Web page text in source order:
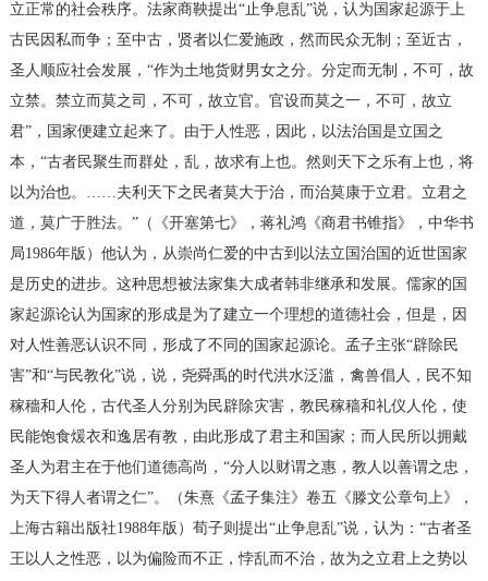
立正常的社会秩序。法家商鞅提出“止争息乱”说，认为国家起源于上
古民因私而争；至中古，贤者以仁爱施政，然而民众无制；至近古，
圣人顺应社会发展，“作为土地货财男女之分。分定而无制，不可，故
立禁。禁立而莫之司，不可，故立官。官设而莫之一，不可，故立
君”，国家便建立起来了。由于人性恶，因此，以法治国是立国之
本，“古者民聚生而群处，乱，故求有上也。然则天下之乐有上也，将
以为治也。……夫利天下之民者莫大于治，而治莫康于立君。立君之
道，莫广于胜法。”（《开塞第七》，蒋礼鸿《商君书锥指》，中华书
局1986年版）他认为，从崇尚仁爱的中古到以法立国治国的近世国家
是历史的进步。这种思想被法家集大成者韩非继承和发展。儒家的国
家起源论认为国家的形成是为了建立一个理想的道德社会，但是，因
对人性善恶认识不同，形成了不同的国家起源论。孟子主张“辟除民
害”和“与民教化”说，说，尧舜禹的时代洪水泛滥，禽兽倡人，民不知
稼穡和人伦，古代圣人分别为民辟除灾害，教民稼穑和礼仪人伦，使
民能饱食煖衣和逸居有教，由此形成了君主和国家；而人民所以拥戴
圣人为君主在于他们道德高尚，“分人以财谓之惠，教人以善谓之忠，
为天下得人者谓之仁”。（朱熹《孟子集注》卷五《滕文公章句上》，
上海古籍出版社1988年版）荀子则提出“止争息乱”说，认为：“古者圣
王以人之性恶，以为偏险而不正，悖乱而不治，故为之立君上之势以